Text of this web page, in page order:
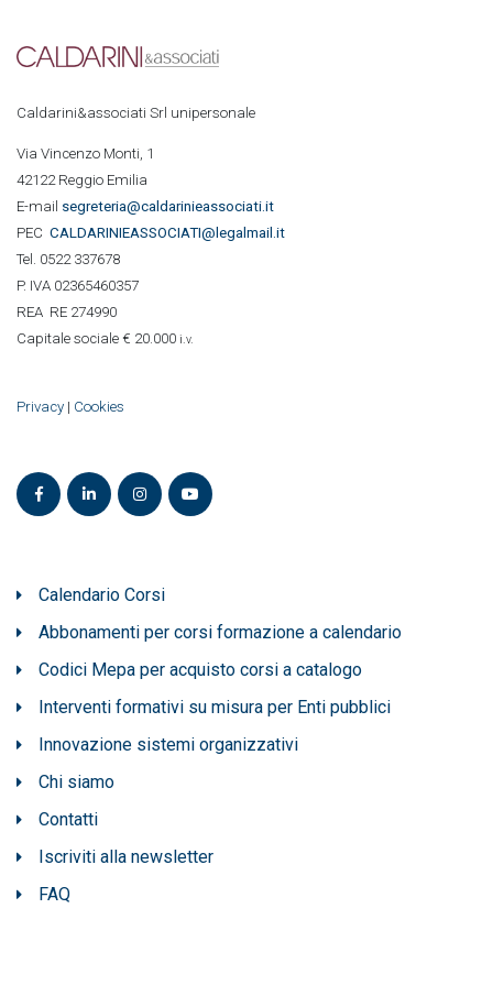
Caldarini&associati Srl unipersonale
Via Vincenzo Monti, 1
42122 Reggio Emilia
E-mail segreteria@caldarinieassociati.it
PEC CALDARINIEASSOCIATI@legalmail.it
Tel. 0522 337678
P. IVA 02365460357
REA RE 274990
Capitale sociale € 20.000 i.v.
Privacy | Cookies
Calendario Corsi
Abbonamenti per corsi formazione a calendario
Codici Mepa per acquisto corsi a catalogo
Interventi formativi su misura per Enti pubblici
Innovazione sistemi organizzativi
Chi siamo
Contatti
Iscriviti alla newsletter
FAQ